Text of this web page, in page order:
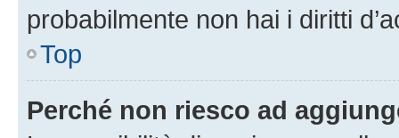
probabilmente non hai i diritti
Top
Perché non riesco ad